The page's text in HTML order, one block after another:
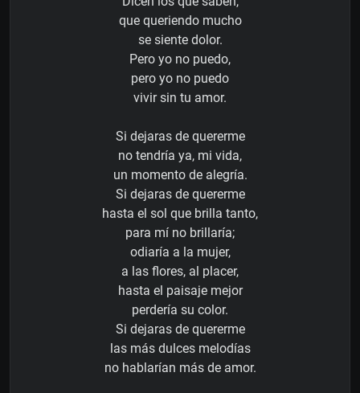
que queriendo mucho
se siente dolor.
Pero yo no puedo,
pero yo no puedo
vivir sin tu amor.
Si dejaras de quererme
no tendría ya, mi vida,
un momento de alegría.
Si dejaras de quererme
hasta el sol que brilla tanto,
para mí no brillaría;
odiaría a la mujer,
a las flores, al placer,
hasta el paisaje mejor
perdería su color.
Si dejaras de quererme
las más dulces melodías
no hablarían más de amor.